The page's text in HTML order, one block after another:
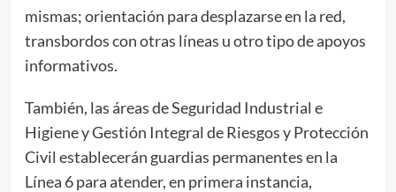
mismas; orientación para desplazarse en la red,
transbordos con otras líneas u otro tipo de apoyos
informativos.
También, las áreas de Seguridad Industrial e
Higiene y Gestión Integral de Riesgos y Protección
Civil establecerán guardias permanentes en la
Línea 6 para atender, en primera instancia,